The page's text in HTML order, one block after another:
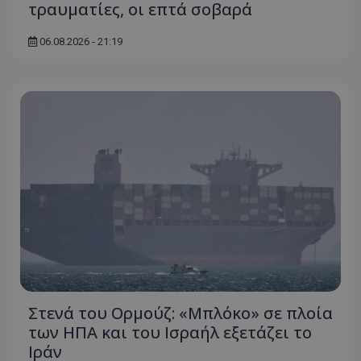
τραυματίες, οι επτά σοβαρά
06.08.2026 - 21:19
Στενά του Ορμούζ: «Μπλόκο» σε πλοία
των ΗΠΑ και του Ισραήλ εξετάζει το
Ιράν
χωρίς τα απολύτως απαραίτητα cookies.
ASP.NET_SessionId
Microsoft Corporation